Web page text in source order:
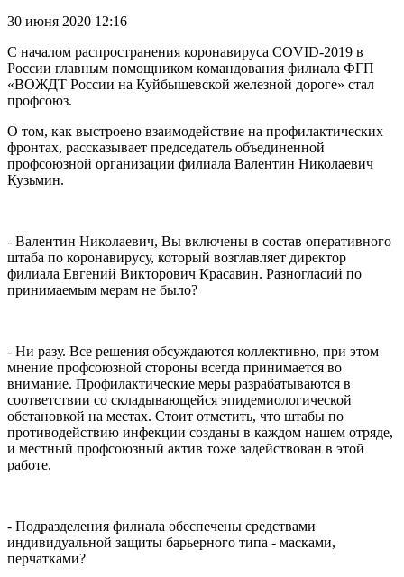
30 июня 2020 12:16
С началом распространения коронавируса COVID-2019 в
России главным помощником командования филиала ФГП
«ВОЖДТ России на Куйбышевской железной дороге» стал
профсоюз.
О том, как выстроено взаимодействие на профилактических
фронтах, рассказывает председатель объединенной
профсоюзной организации филиала Валентин Николаевич
Кузьмин.
- Валентин Николаевич, Вы включены в состав оперативного
штаба по коронавирусу, который возглавляет директор
филиала Евгений Викторович Красавин. Разногласий по
принимаемым мерам не было?
- Ни разу. Все решения обсуждаются коллективно, при этом
мнение профсоюзной стороны всегда принимается во
внимание. Профилактические меры разрабатываются в
соответствии со складывающейся эпидемиологической
обстановкой на местах. Стоит отметить, что штабы по
противодействию инфекции созданы в каждом нашем отряде,
и местный профсоюзный актив тоже задействован в этой
работе.
- Подразделения филиала обеспечены средствами
индивидуальной защиты барьерного типа - масками,
перчатками?